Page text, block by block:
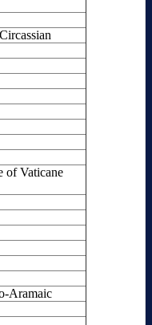
of Vaticane
Aramaic